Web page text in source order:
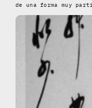
de una forma muy